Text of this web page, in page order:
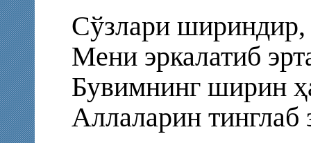
Сўзлари
Мени эркалатиб
Бувимнинг ширин
Аллаларин тинглаб